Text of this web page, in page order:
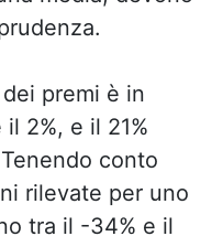
premi è in
2%, e il 21%
conto
rilevate per uno
tra il -34% e il